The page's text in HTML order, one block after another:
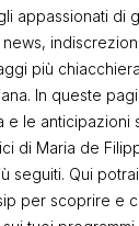
appassionati di
più
In queste
e le anticipazioni
di Maria de
seguiti. Qui
per scoprire e